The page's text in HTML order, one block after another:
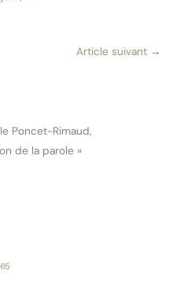
Article suivant →
Poncet-Rimaud,
de la parole »